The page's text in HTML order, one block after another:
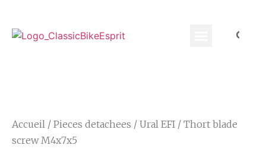
Accueil / Pieces detachees / Ural EFI / Thort blade
screw M4x7x5